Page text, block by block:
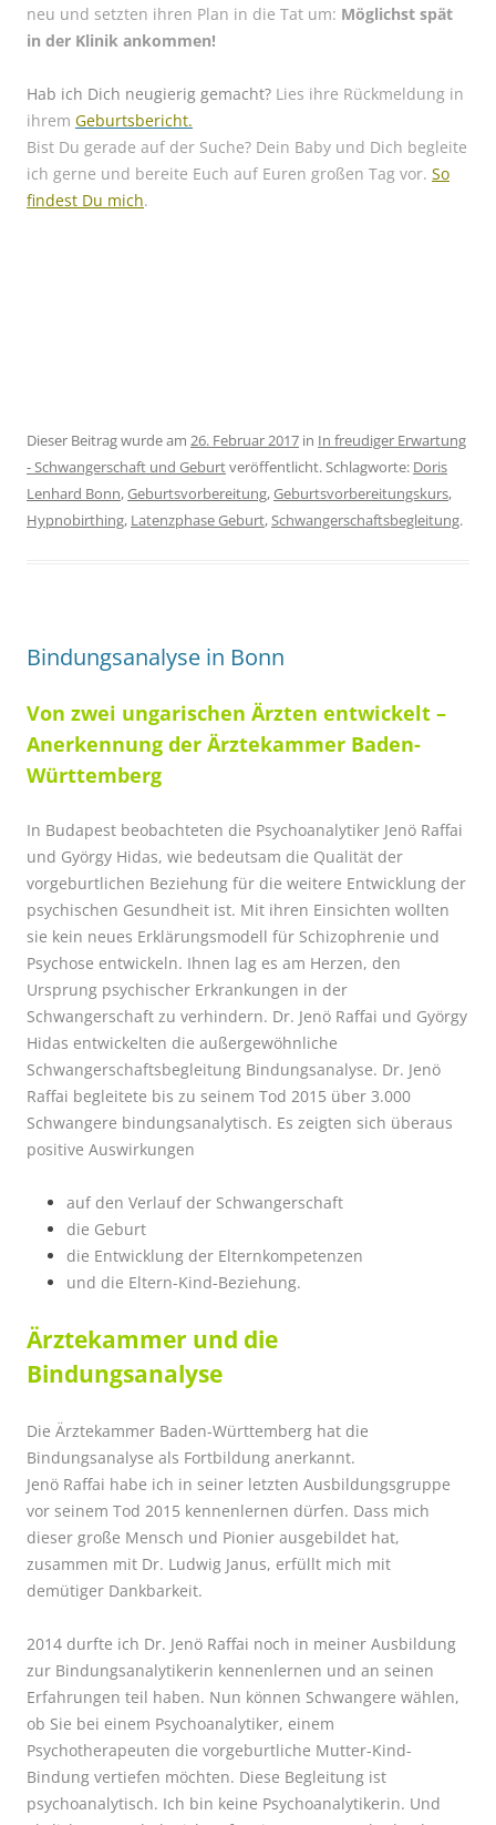
neu und setzten ihren Plan in die Tat um: Möglichst spät
in der Klinik ankommen!
Hab ich Dich neugierig gemacht? Lies ihre Rückmeldung in
ihrem Geburtsbericht.
Bist Du gerade auf der Suche? Dein Baby und Dich begleite
ich gerne und bereite Euch auf Euren großen Tag vor. So
findest Du mich.
Dieser Beitrag wurde am 26. Februar 2017 in In freudiger Erwartung
- Schwangerschaft und Geburtveröffentlicht. Schlagworte: Doris
Lenhard Bonn,Geburtsvorbereitung,Geburtsvorbereitungskurs,
Hypnobirthing, Latenzphase Geburt,Schwangerschaftsbegleitung.
Bindungsanalyse in Bonn
Von zwei ungarischen Ärzten entwickelt –
Anerkennung der Ärztekammer Baden-
Württemberg
In Budapest beobachteten die Psychoanalytiker Jenö Raffai
und György Hidas, wie bedeutsam die Qualität der
vorgeburtlichen Beziehung für die weitere Entwicklung der
psychischen Gesundheit ist. Mit ihren Einsichten wollten
sie kein neues Erklärungsmodell für Schizophrenie und
Psychose entwickeln. Ihnen lag es am Herzen, den
Ursprung psychischer Erkrankungen in der
Schwangerschaft zu verhindern. Dr. Jenö Raffai und György
Hidas entwickelten die außergewöhnliche
Schwangerschaftsbegleitung Bindungsanalyse. Dr. Jenö
Raffai begleitete bis zu seinem Tod 2015 über 3.000
Schwangere bindungsanalytisch. Es zeigten sich überaus
positive Auswirkungen
auf den Verlauf der Schwangerschaft
die Geburt
die Entwicklung der Elternkompetenzen
und die Eltern-Kind-Beziehung.
Ärztekammer und die
Bindungsanalyse
Die Ärztekammer Baden-Württemberg hat die
Bindungsanalyse als Fortbildung anerkannt.
Jenö Raffai habe ich in seiner letzten Ausbildungsgruppe
vor seinem Tod 2015 kennenlernen dürfen. Dass mich
dieser große Mensch und Pionier ausgebildet hat,
zusammen mit Dr. Ludwig Janus, erfüllt mich mit
demütiger Dankbarkeit.
2014 durfte ich Dr. Jenö Raffai noch in meiner Ausbildung
zur Bindungsanalytikerin kennenlernen und an seinen
Erfahrungen teil haben. Nun können Schwangere wählen,
ob Sie bei einem Psychoanalytiker, einem
Psychotherapeuten die vorgeburtliche Mutter-Kind-
Bindung vertiefen möchten. Diese Begleitung ist
psychoanalytisch. Ich bin keine Psychoanalytikerin. Und